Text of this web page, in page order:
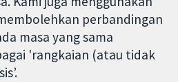
perbandingan
masa yang sama
'rangkaian (atau tidak